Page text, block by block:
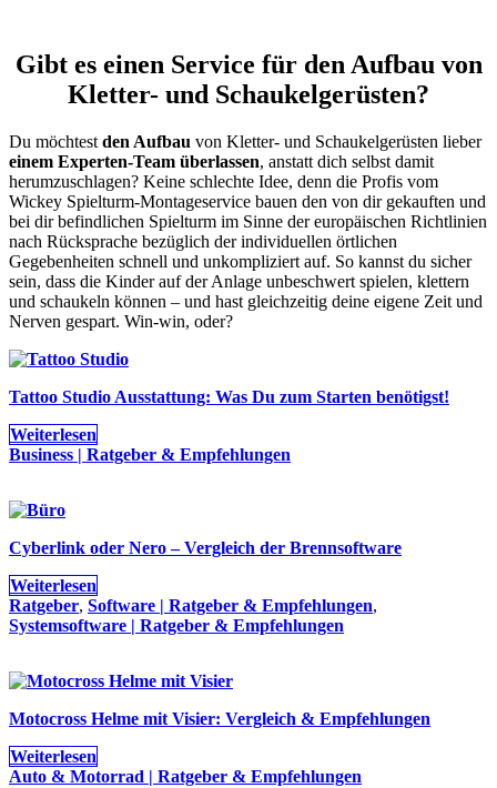
Gibt es einen Service für den Aufbau von
Kletter- und Schaukelgerüsten?
Du möchtest den Aufbau von Kletter- und Schaukelgerüsten lieber
einem Experten-Team überlassen, anstatt dich selbst damit
herumzuschlagen? Keine schlechte Idee, denn die Profis vom
Wickey Spielturm-Montageservice bauen den von dir gekauften und
bei dir befindlichen Spielturm im Sinne der europäischen Richtlinien
nach Rücksprache bezüglich der individuellen örtlichen
Gegebenheiten schnell und unkompliziert auf. So kannst du sicher
sein, dass die Kinder auf der Anlage unbeschwert spielen, klettern
und schaukeln können – und hast gleichzeitig deine eigene Zeit und
Nerven gespart. Win-win, oder?
Tattoo Studio Ausstattung: Was Du zum Starten benötigst!
Weiterlesen
Business | Ratgeber & Empfehlungen
Cyberlink oder Nero – Vergleich der Brennsoftware
Weiterlesen
Ratgeber, Software | Ratgeber & Empfehlungen,
Systemsoftware | Ratgeber & Empfehlungen
Motocross Helme mit Visier: Vergleich & Empfehlungen
Weiterlesen
Auto & Motorrad | Ratgeber & Empfehlungen